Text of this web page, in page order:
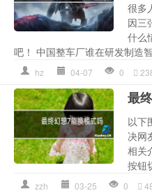
很多
因三
什么
吧！ 中国整车厂谁在研发制造
hz 04-07 0
最
以下
决网
相关
按钮
zzh 03-25 0